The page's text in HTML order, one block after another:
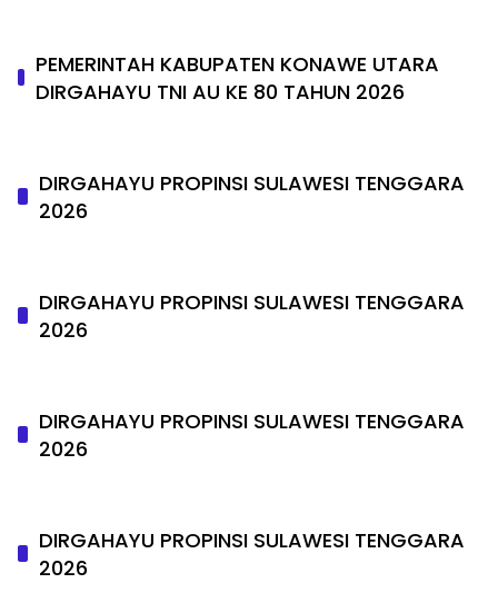
PEMERINTAH KABUPATEN KONAWE UTARA
DIRGAHAYU TNI AU KE 80 TAHUN 2026
DIRGAHAYU PROPINSI SULAWESI TENGGARA
2026
DIRGAHAYU PROPINSI SULAWESI TENGGARA
2026
DIRGAHAYU PROPINSI SULAWESI TENGGARA
2026
DIRGAHAYU PROPINSI SULAWESI TENGGARA
2026